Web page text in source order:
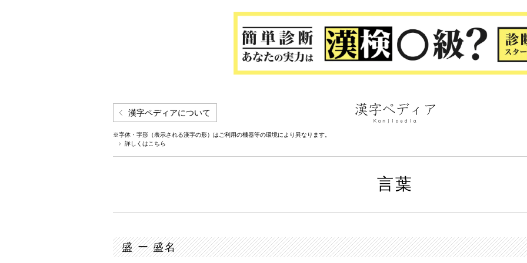
漢字ペディアについて
※字体・字形（表示される漢字の形）はご利用の機器等の環境により異なります。
詳しくはこちら
言葉
盛 ー 盛名